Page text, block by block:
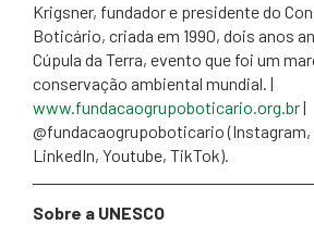
Krigsner, fundador e presidente do
Boticário, criada em 1990, dois anos
Cúpula da Terra, evento que foi um
conservação ambiental mundial. |
www.fundacaogrupoboticario.org.br|
@fundacaogrupoboticario (Instagram,
LinkedIn, Youtube, TikTok).
Sobre a UNESCO